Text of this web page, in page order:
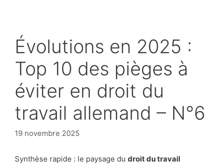
Évolutions en 2025 :
Top 10 des pièges à
éviter en droit du
travail allemand – N°6
19 novembre 2025
Synthèse rapide : le paysage du droit du travail